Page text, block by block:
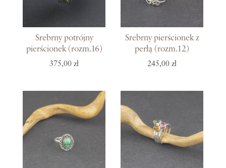
Srebrny potrójny
pierścionek (rozm.16)
375,00 zł
Srebrny pierścionek z
perłą (rozm.12)
245,00 zł